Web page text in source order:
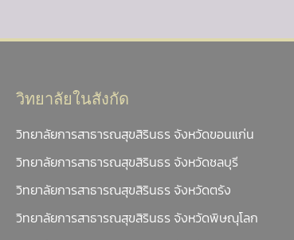
วิทยาลัยในสังกัด
วิทยาลัยการสาธารณสุขสิรินธร จังหวัดขอนแก่น
วิทยาลัยการสาธารณสุขสิรินธร จังหวัดชลบุรี
วิทยาลัยการสาธารณสุขสิรินธร จังหวัดตรัง
วิทยาลัยการสาธารณสุขสิรินธร จังหวัดพิษณุโลก